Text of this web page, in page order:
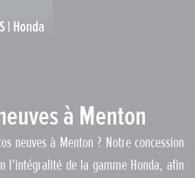
| Honda
à Menton
neuves à Menton ? Notre concession
l’intégralité de la gamme Honda, afin